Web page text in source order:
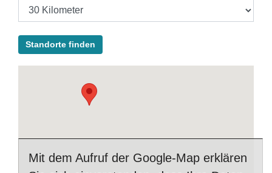
Standorte finden
Mit dem Aufruf der Google-Map erklären